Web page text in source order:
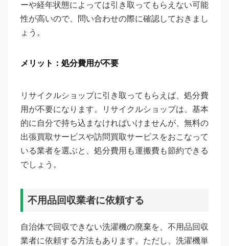
ーや経年状態によっては引き取ってもらえない可能
性が高いので、問い合わせの際に確認しておきまし
ょう。
メリット：処分費用が不要
リサイクルショップに引き取ってもらえば、処分費
用が不要になります。リサイクルショップは、基本
的に自分で持ち込まなければいけませんが、無料の
出張買取サービスや訪問買取サービスをおこなって
いる業者を選ぶと、処分費用も運搬費も節約できる
でしょう。
不用品回収業者に依頼する
自治体で回収できない洗濯機の廃棄を、不用品回収
業者に依頼する方法もあります。ただし、洗濯機単